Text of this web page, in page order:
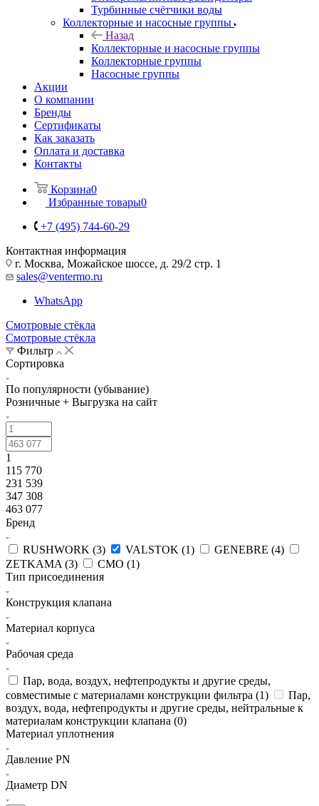
Турбинные счётчики воды
Коллекторные и насосные группы
Назад
Коллекторные и насосные группы
Коллекторные группы
Насосные группы
Акции
О компании
Бренды
Сертификаты
Как заказать
Оплата и доставка
Контакты
Корзина0
Избранные товары0
+7 (495) 744-60-29
Контактная информация
г. Москва, Можайское шоссе, д. 29/2 стр. 1
sales@ventermo.ru
WhatsApp
Смотровые стёкла
Смотровые стёкла
Фильтр
Сортировка
По популярности (убывание)
Розничные + Выгрузка на сайт
1
115 770
231 539
347 308
463 077
Бренд
RUSHWORK (3) VALSTOK (1) GENEBRE (4)
ZETKAMA (3) CMO (1)
Тип присоединения
Конструкция клапана
Материал корпуса
Рабочая среда
Пар, вода, воздух, нефтепродукты и другие среды,
совместимые с материалами конструкции фильтра (1)
Пар,
воздух, вода, нефтепродукты и другие среды, нейтральные к
материалам конструкции клапана (0)
Материал уплотнения
Давление PN
Диаметр DN